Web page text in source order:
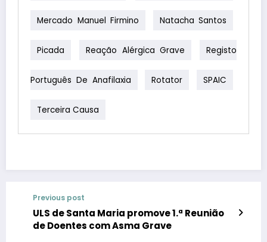
Mercado Manuel Firmino Natacha Santos
Picada Reação Alérgica Grave Registo
Português De Anafilaxia Rotator SPAIC
Terceira Causa
Previous post
ULS de Santa Maria promove 1.ª Reunião
de Doentes com Asma Grave